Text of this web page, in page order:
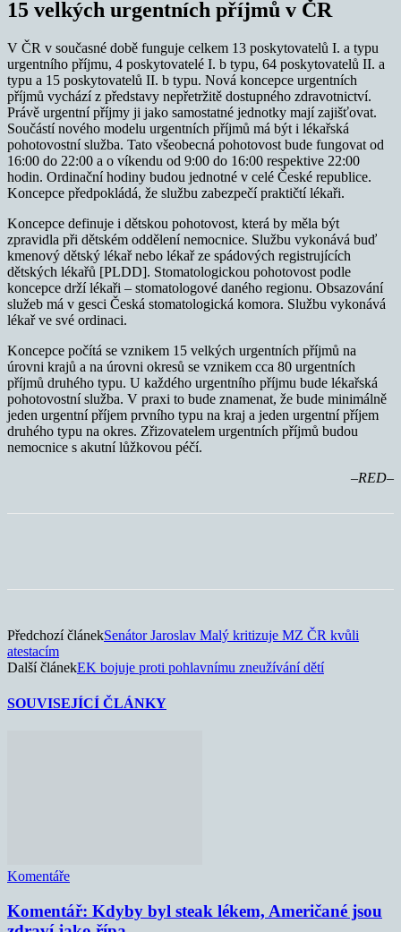
15 velkých urgentních příjmů v ČR
V ČR v současné době funguje celkem 13 poskytovatelů I. a typu
urgentního příjmu, 4 poskytovatelé I. b typu, 64 poskytovatelů II. a
typu a 15 poskytovatelů II. b typu. Nová koncepce urgentních
příjmů vychází z představy nepřetržitě dostupného zdravotnictví.
Právě urgentní příjmy ji jako samostatné jednotky mají zajišťovat.
Součástí nového modelu urgentních příjmů má být i lékařská
pohotovostní služba. Tato všeobecná pohotovost bude fungovat od
16:00 do 22:00 a o víkendu od 9:00 do 16:00 respektive 22:00
hodin. Ordinační hodiny budou jednotné v celé České republice.
Koncepce předpokládá, že službu zabezpečí praktičtí lékaři.
Koncepce definuje i dětskou pohotovost, která by měla být
zpravidla při dětském oddělení nemocnice. Službu vykonává buď
kmenový dětský lékař nebo lékař ze spádových registrujících
dětských lékařů [PLDD]. Stomatologickou pohotovost podle
koncepce drží lékaři – stomatologové daného regionu. Obsazování
služeb má v gesci Česká stomatologická komora. Službu vykonává
lékař ve své ordinaci.
Koncepce počítá se vznikem 15 velkých urgentních příjmů na
úrovni krajů a na úrovni okresů se vznikem cca 80 urgentních
příjmů druhého typu. U každého urgentního příjmu bude lékařská
pohotovostní služba. V praxi to bude znamenat, že bude minimálně
jeden urgentní příjem prvního typu na kraj a jeden urgentní příjem
druhého typu na okres. Zřizovatelem urgentních příjmů budou
nemocnice s akutní lůžkovou péčí.
–RED–
Předchozí článekSenátor Jaroslav Malý kritizuje MZ ČR kvůli
atestacím
Další článekEK bojuje proti pohlavnímu zneužívání dětí
SOUVISEJÍCÍ ČLÁNKY
Komentáře
Komentář: Kdyby byl steak lékem, Američané jsou